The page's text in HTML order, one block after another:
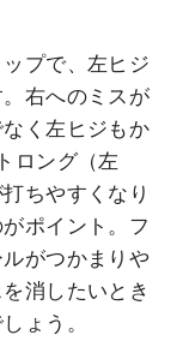
プで、左ヒジ
右へのミスが
く左ヒジもか
ロング（左
ちやすくなり
ポイント。フ
がつかまりや
消したいとき
ょう。